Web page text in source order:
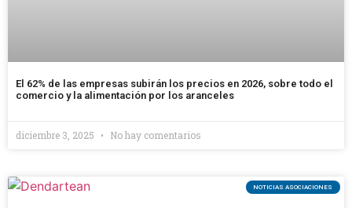
El 62% de las empresas subirán los precios en 2026, sobre todo el
comercio y la alimentación por los aranceles
diciembre 3, 2025 No hay comentarios
NOTICIAS ASOCIACIONES